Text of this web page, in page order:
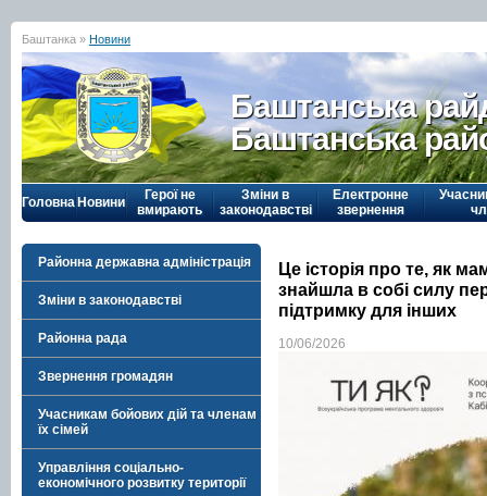
Баштанка » Новини
Баштанська
Баштанська
Головна Новини
Герої не
вмирають
Зміни в
законодавстві
Електронне
звернення
Районна державна адміністрація
Зміни в законодавстві
Районна рада
Звернення громадян
Учасникам бойових дій та членам
їх сімей
Управління соціально-
економічного розвитку території
Це історія про те, як
знайшла в собі силу
підтримку для інших
10/06/2026